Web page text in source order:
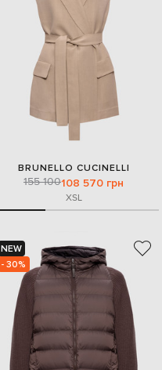
BRUNELLO CUCINELLI
155 100108 570 грн
XSL
NEW
- 30%